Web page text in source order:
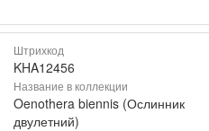
Штрихкод
KHA12456
Название в коллекции
Oenothera biennis (Ослинник
двулетний)